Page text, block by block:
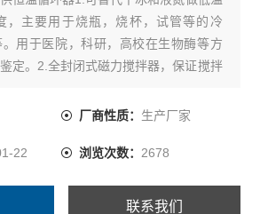
，主要用于烧瓶，烧杯，试管等的冷
用于医院，科研，高校在生物酶等方
定。2.全封闭式磁力搅拌器，保证搅拌
持均匀*。4.可调节的槽盖口径，减少
厂商性质： 生产厂家
22 浏览次数： 2678
联系我们